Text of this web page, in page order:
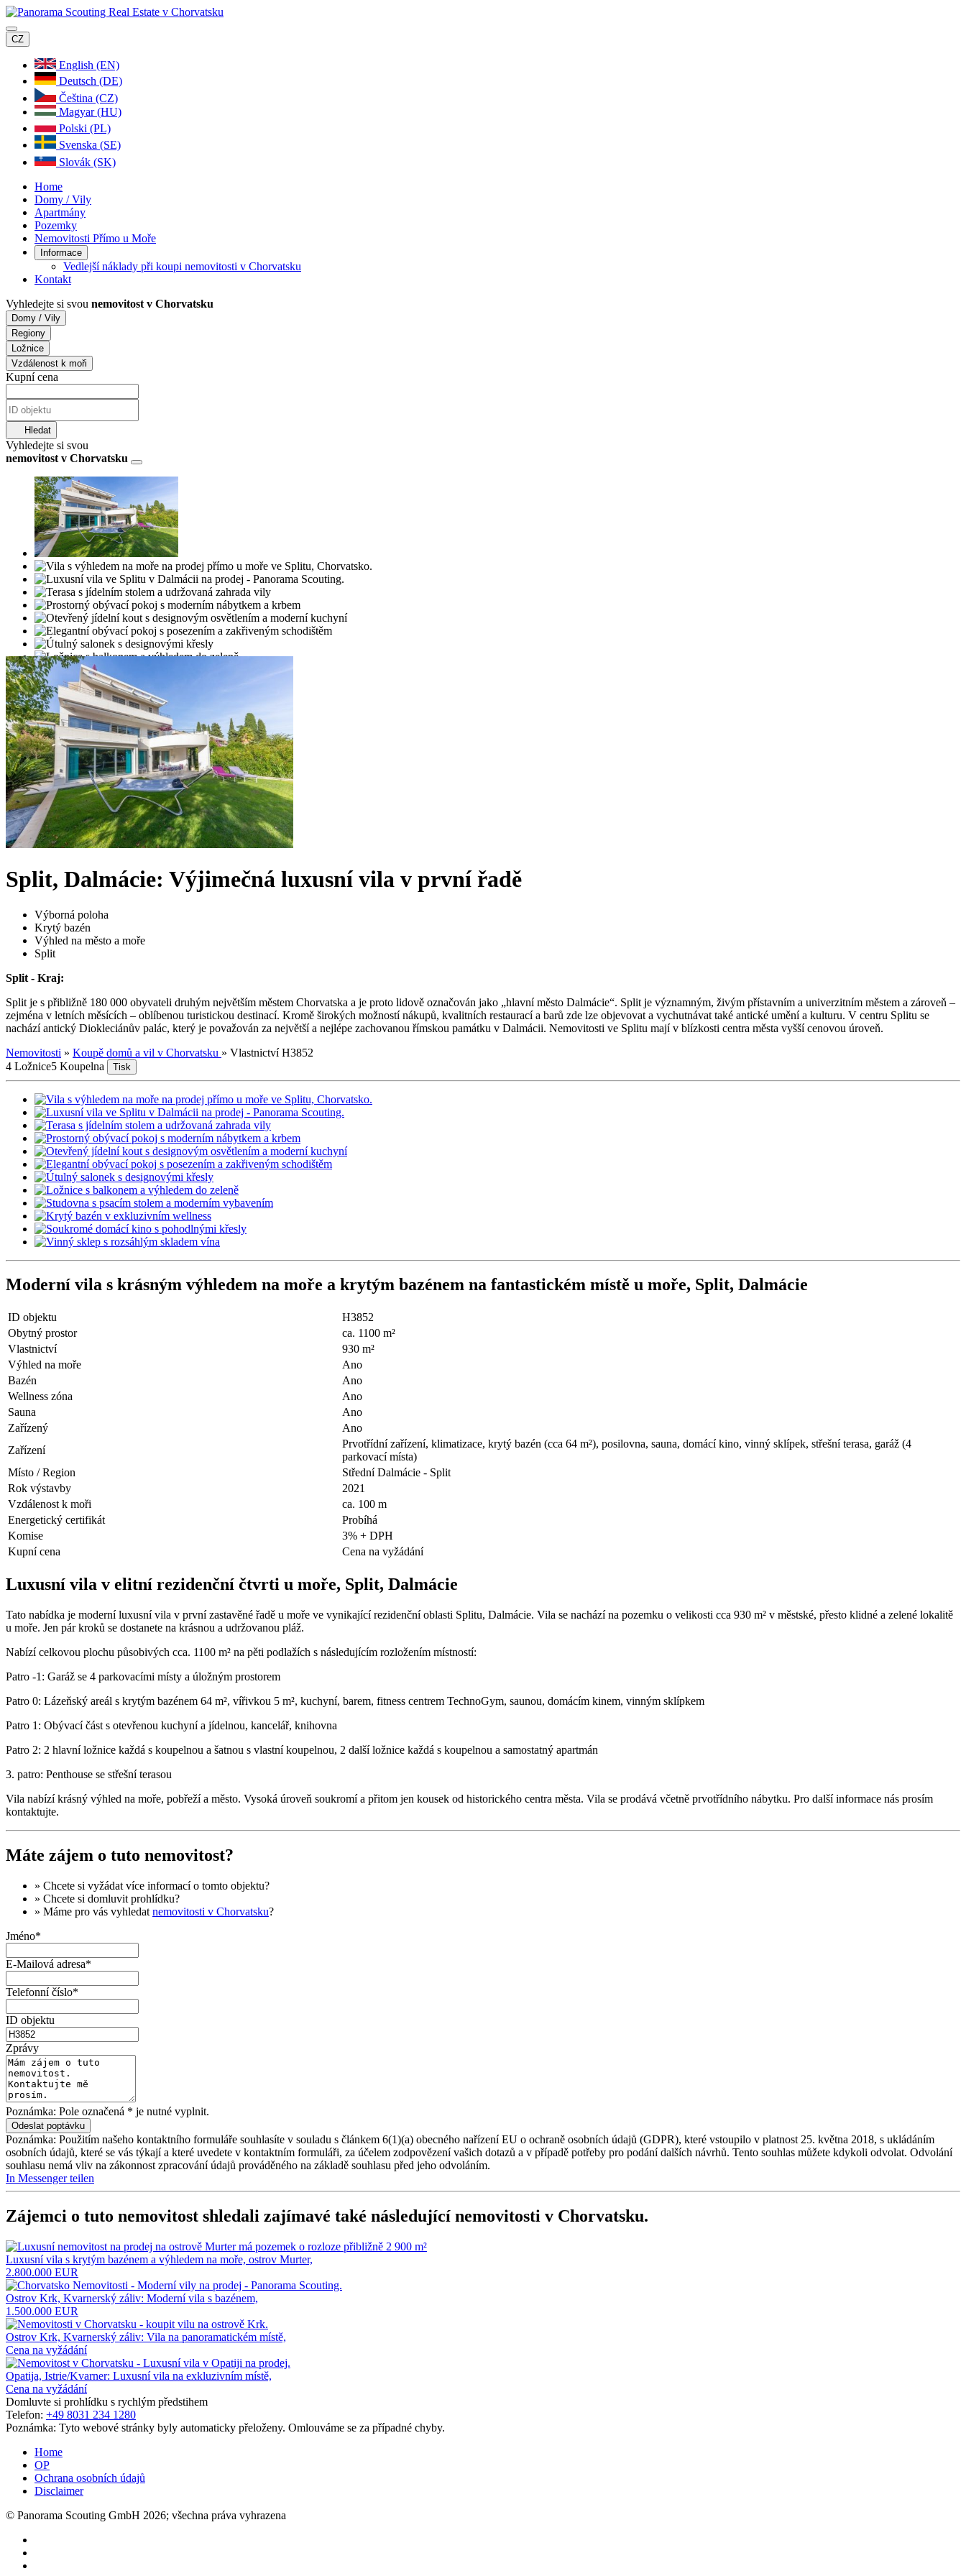
CZ
English (EN)
Deutsch (DE)
Čeština (CZ)
Magyar (HU)
Polski (PL)
Svenska (SE)
Slovák (SK)
Home
Domy / Vily
Apartmány
Pozemky
Nemovitosti Přímo u Moře
Informace
Vedlejší náklady při koupi nemovitosti v Chorvatsku
Kontakt
Vyhledejte si svou nemovitost v Chorvatsku
Domy / Vily
Regiony
Ložnice
Vzdálenost k moři
Kupní cena
Hledat
Vyhledejte si svou
nemovitost v Chorvatsku
Split, Dalmácie: Výjimečná luxusní vila v první řadě
Výborná poloha
Krytý bazén
Výhled na město a moře
Split
Split - Kraj:
Split je s přibližně 180 000 obyvateli druhým největším městem Chorvatska a je proto lidově označován jako „hlavní město Dalmácie“. Split je významným, živým přístavním a univerzitním městem a zároveň –
zejména v letních měsících – oblíbenou turistickou destinací. Kromě širokých možností nákupů, kvalitních restaurací a barů zde lze objevovat a vychutnávat také antické umění a kulturu. V centru Splitu se
nachází antický Diokleciánův palác, který je považován za největší a nejlépe zachovanou římskou památku v Dalmácii. Nemovitosti ve Splitu mají v blízkosti centra města vyšší cenovou úroveň.
Nemovitosti » Koupě domů a vil v Chorvatsku » Vlastnictví H3852
4 Ložnice5 Koupelna Tisk
Moderní vila s krásným výhledem na moře a krytým bazénem na fantastickém místě u moře, Split, Dalmácie
ID objektu
H3852
Obytný prostor
ca. 1100 m²
Vlastnictví
930 m²
Výhled na moře
Ano
Bazén
Ano
Wellness zóna
Ano
Sauna
Ano
Zařízený
Ano
Zařízení
Prvotřídní zařízení, klimatizace, krytý bazén (cca 64 m²), posilovna, sauna, domácí kino, vinný sklípek, střešní terasa, garáž (4
parkovací místa)
Místo / Region
Střední Dalmácie - Split
Rok výstavby
2021
Vzdálenost k moři
ca. 100 m
Energetický certifikát
Probíhá
Komise
3% + DPH
Kupní cena
Cena na vyžádání
Luxusní vila v elitní rezidenční čtvrti u moře, Split, Dalmácie
Tato nabídka je moderní luxusní vila v první zastavěné řadě u moře ve vynikající rezidenční oblasti Splitu, Dalmácie. Vila se nachází na pozemku o velikosti cca 930 m² v městské, přesto klidné a zelené lokalitě
u moře. Jen pár kroků se dostanete na krásnou a udržovanou pláž.
Nabízí celkovou plochu působivých cca. 1100 m² na pěti podlažích s následujícím rozložením místností:
Patro -1: Garáž se 4 parkovacími místy a úložným prostorem
Patro 0: Lázeňský areál s krytým bazénem 64 m², vířivkou 5 m², kuchyní, barem, fitness centrem TechnoGym, saunou, domácím kinem, vinným sklípkem
Patro 1: Obývací část s otevřenou kuchyní a jídelnou, kancelář, knihovna
Patro 2: 2 hlavní ložnice každá s koupelnou a šatnou s vlastní koupelnou, 2 další ložnice každá s koupelnou a samostatný apartmán
3. patro: Penthouse se střešní terasou
Vila nabízí krásný výhled na moře, pobřeží a město. Vysoká úroveň soukromí a přitom jen kousek od historického centra města. Vila se prodává včetně prvotřídního nábytku. Pro další informace nás prosím
kontaktujte.
Máte zájem o tuto nemovitost?
» Chcete si vyžádat více informacío tomto objektu?
» Chcete si domluvit prohlídku?
» Máme pro vás vyhledat nemovitosti v Chorvatsku?
Jméno*
E-Mailová adresa*
Telefonní číslo*
ID objektu
Zprávy
Poznámka: Pole označená * je nutné vyplnit.
Poznámka: Použitím našeho kontaktního formuláře souhlasíte v souladu s článkem 6(1)(a) obecného nařízení EU o ochraně osobních údajů (GDPR), které vstoupilo v platnost 25. května 2018, s ukládáním
osobních údajů, které se vás týkají a které uvedete v kontaktním formuláři, za účelem zodpovězení vašich dotazů a v případě potřeby pro podání dalších návrhů. Tento souhlas můžete kdykoli odvolat. Odvolání
souhlasu nemá vliv na zákonnost zpracování údajů prováděného na základě souhlasu před jeho odvoláním.
In Messenger teilen
Zájemci o tuto nemovitost shledali zajímavé také následující nemovitosti v Chorvatsku.
Luxusní vila s krytým bazénem a výhledem na moře, ostrov Murter,
2.800.000 EUR
Ostrov Krk, Kvarnerský záliv: Moderní vila s bazénem,
1.500.000 EUR
Ostrov Krk, Kvarnerský záliv: Vila na panoramatickém místě,
Cena na vyžádání
Opatija, Istrie/Kvarner: Luxusní vila na exkluzivním místě,
Cena na vyžádání
Domluvte si prohlídku s rychlým předstihem
Telefon: +49 8031 234 1280
Poznámka: Tyto webové stránky byly automaticky přeloženy. Omlouváme se za případné chyby.
Home
OP
Ochrana osobních údajů
Disclaimer
© Panorama Scouting GmbH 2026; všechna práva vyhrazena